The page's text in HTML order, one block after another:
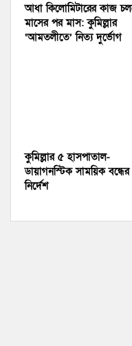
আধা কিলোমিটারের কাজ
মাসের পর মাস: কুমিল্লার
‘আমতলীতে’ নিত্য দুর্ভোগ
কুমিল্লার ৫ হাসপাতাল-
ডায়াগনস্টিক সাময়িক বন্ধের
নির্দেশ